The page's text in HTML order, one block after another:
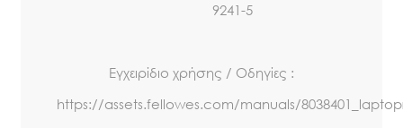
9241-5
Εγχειρίδιο χρήσης / Οδηγίες :
https://assets.fellowes.com/manuals/